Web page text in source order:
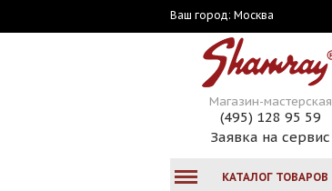
Ваш город: Москва
Магазин-мастерская
(495) 128 95 59
Заявка на сервис
КАТАЛОГ ТОВАРОВ